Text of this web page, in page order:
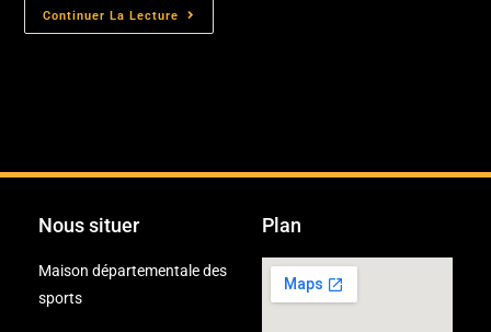
Continuer La Lecture
Nous situer
Maison départementale des
sports
Plan